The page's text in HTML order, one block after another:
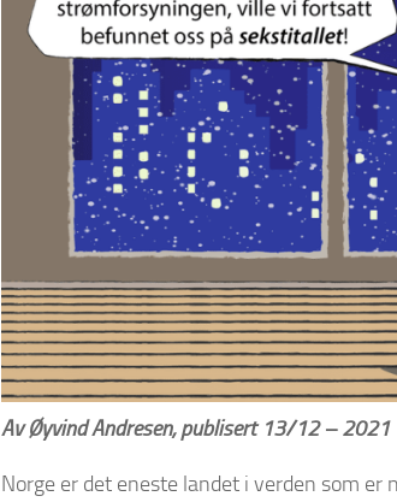
Av Øyvind Andresen, publisert 13/12 – 2021
Norge er det eneste landet i verden som